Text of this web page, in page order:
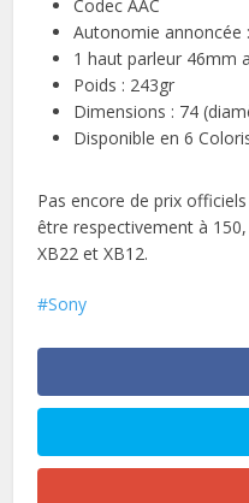
Codec AAC
Autonomie annoncée
1 haut parleur 46mm
Poids : 243gr
Dimensions : 74
Disponible en 6
Pas encore de prix
être respectivement à
XB22 et XB12.
Sony